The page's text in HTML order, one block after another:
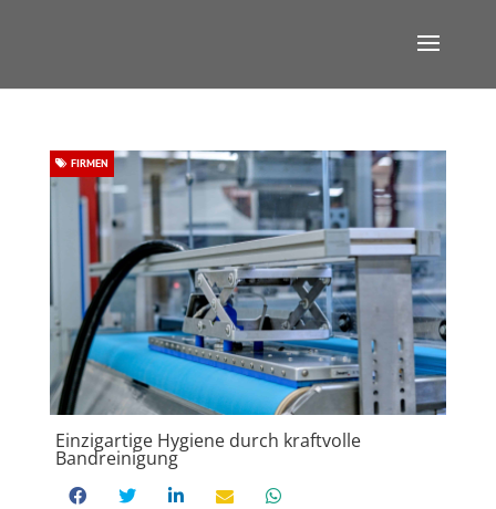
Einzigartige Hygiene durch kraftvolle
Bandreinigung
FIRMEN